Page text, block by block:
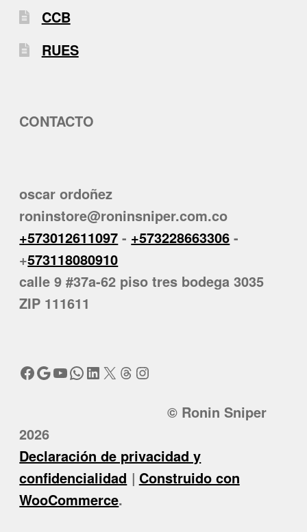
CCB
RUES
CONTACTO
oscar ordoñez
roninstore@roninsniper.com.co
+573012611097 - +573228663306 -
+573118080910
calle 9 #37a-62 piso tres bodega 3035
ZIP 111611
Facebook
Google
YouTube
WhatsApp
LinkedIn
X Threads
Instagram
© Ronin Sniper
2026
Declaración de privacidad y
confidencialidad
Construido con
WooCommerce.